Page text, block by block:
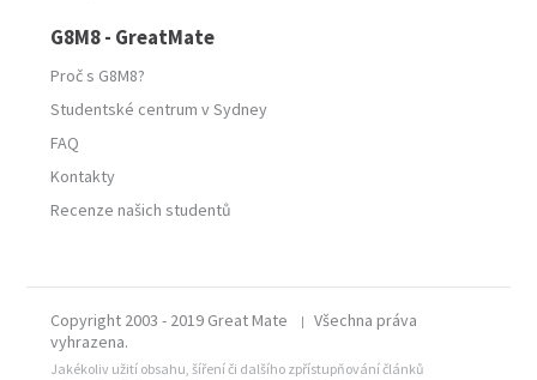
G8M8 - GreatMate
Proč s G8M8?
Studentské centrum v Sydney
FAQ
Kontakty
Recenze našich studentů
Copyright 2003 - 2019 Great Mate |
Všechna práva
vyhrazena.
Jakékoliv užití obsahu, šíření či dalšího zpřístupňování článků